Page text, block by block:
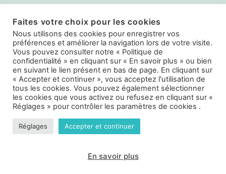
Politique de confidentialité
LANGAGE ET PSYCHOLOGIE
Politique de confidentialité
Faites votre choix pour les cookies
Nous utilisons des cookies pour enregistrer vos
préférences et améliorer la navigation lors de votre visite.
Vous pouvez consulter notre « Politique de
confidentialité » en cliquant sur « En savoir plus » ou bien
en suivant le lien présent en bas de page. En cliquant sur
« Accepter et continuer », vous acceptez l'utilisation de
tous les cookies. Vous pouvez également sélectionner
les cookies que vous activez ou refusez en cliquant sur «
Réglages » pour contrôler les paramètres de cookies .
Réglages Accepter et continuer
En savoir plus